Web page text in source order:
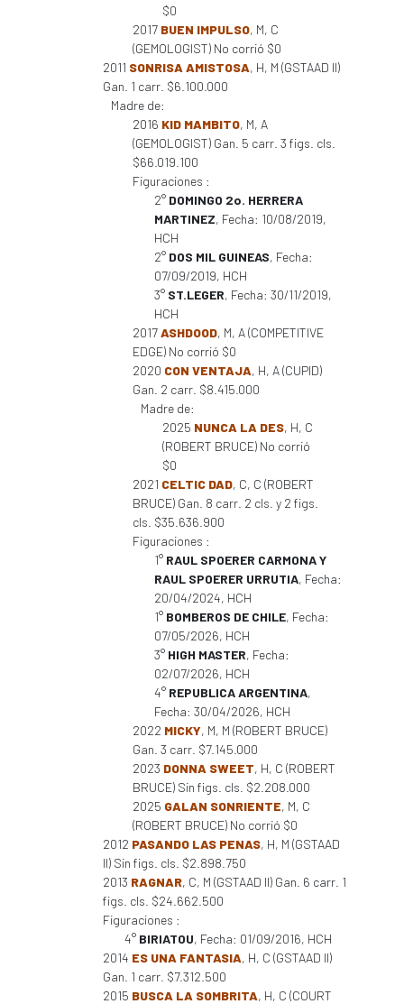
$0
2017 BUEN IMPULSO, M, C
(GEMOLOGIST) No corrió $0
2011 SONRISA AMISTOSA, H, M (GSTAAD II)
Gan. 1 carr. $6.100.000
Madre de:
2016 KID MAMBITO, M, A
(GEMOLOGIST) Gan. 5 carr. 3 figs. cls.
$66.019.100
Figuraciones :
2° DOMINGO 2o. HERRERA
MARTINEZ, Fecha: 10/08/2019,
HCH
2° DOS MIL GUINEAS, Fecha:
07/09/2019, HCH
3° ST.LEGER, Fecha: 30/11/2019,
HCH
2017ASHDOOD, M, A (COMPETITIVE
EDGE) No corrió $0
2020 CON VENTAJA, H, A (CUPID)
Gan. 2 carr. $8.415.000
Madre de:
2025 NUNCA LA DES, H, C
(ROBERT BRUCE) No corrió
$0
2021 CELTIC DAD, C, C (ROBERT
BRUCE) Gan. 8 carr. 2 cls. y 2 figs.
cls. $35.636.900
Figuraciones :
1° RAUL SPOERER CARMONA Y
RAUL SPOERER URRUTIA, Fecha:
20/04/2024, HCH
1° BOMBEROS DE CHILE, Fecha:
07/05/2026, HCH
3° HIGH MASTER, Fecha:
02/07/2026, HCH
4° REPUBLICA ARGENTINA,
Fecha: 30/04/2026, HCH
2022 MICKY, M, M (ROBERT BRUCE)
Gan. 3 carr. $7.145.000
2023 DONNA SWEET, H, C (ROBERT
BRUCE) Sin figs. cls. $2.208.000
2025 GALAN SONRIENTE, M, C
(ROBERT BRUCE) No corrió $0
2012 PASANDO LAS PENAS, H, M (GSTAAD
II) Sin figs. cls. $2.898.750
2013 RAGNAR, C, M (GSTAAD II) Gan. 6 carr. 1
figs. cls. $24.662.500
Figuraciones :
4° BIRIATOU, Fecha: 01/09/2016, HCH
2014 ES UNA FANTASIA, H, C (GSTAAD II)
Gan. 1 carr. $7.312.500
2015 BUSCA LA SOMBRITA, H, C (COURT